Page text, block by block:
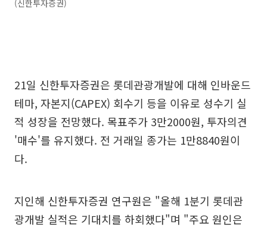
(신한투자증권)
21일 신한투자증권은 롯데관광개발에 대해 인바운드
테마, 자본지(CAPEX) 회수기 등을 이유로 성수기 실
적 성장을 전망했다. 목표주가 3만2000원, 투자의견
'매수'를 유지했다. 전 거래일 종가는 1만8840원이
다.
지인해 신한투자증권 연구원은 "올해 1분기 롯데관
광개발 실적은 기대치를 하회했다"며 "주요 원인은